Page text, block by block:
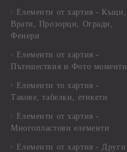
Елементи от хартия - Къщи,
Врати, Прозорци, Огради,
Фенери
Елементи от хартия -
Пътешествия и Фото моменти
Елементи то хартия -
Такове, табелки, етикети
Елементи от хартия -
Многопластови елементи
Елементи от хартия - Други